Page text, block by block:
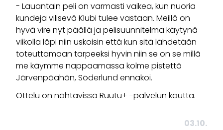
- Lauantain peli on varmasti vaikea, kun nuoria
kundeja vilisevä Klubi tulee vastaan. Meillä on
hyvä vire nyt päällä ja pelisuunnitelma käytynä
viikolla läpi niin uskoisin että kun sitä lähdetään
toteuttamaan tarpeeksi hyvin niin se on se millä
me käymme nappaamassa kolme pistettä
Järvenpäähän, Söderlund ennakoi.
Ottelu on nähtävissä Ruutu+ -palvelun kautta.
03.10.